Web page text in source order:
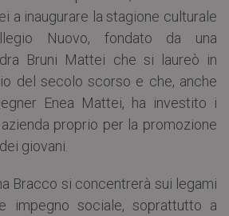
a inaugurare la stagione culturale
Nuovo, fondato da una
Bruni Mattei che si laureò in
del secolo scorso e che, anche
Enea Mattei, ha investito i
proprio per la promozione
giovani.
Bracco si concentrerà sui legami
impegno sociale, soprattutto a